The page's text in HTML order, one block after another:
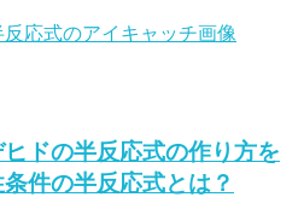
ヒドの半反応式の作り方を
件の半反応式とは？